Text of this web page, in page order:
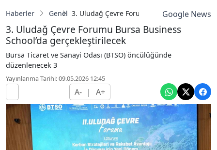
Haberler Genel 3. Uludağ Çevre Forumu Bursa Business
Google News
3. Uludağ Çevre Forumu Bursa Business
School’da gerçekleştirilecek
Bursa Ticaret ve Sanayi Odası (BTSO) öncülüğünde
düzenlenecek 3
Yayınlanma Tarihi: 09.05.2026 12:45
A- | A+